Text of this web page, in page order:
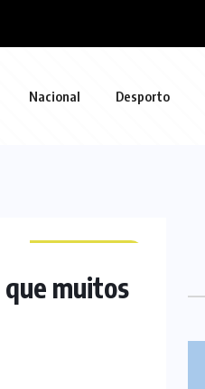
Nacional Desporto
muitos